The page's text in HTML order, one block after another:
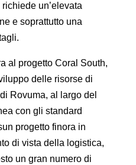
un’elevata
e soprattutto una
al progetto Coral South,
delle risorse di
Rovuma, al largo del
con gli standard
progetto finora in
di vista della logistica,
un gran numero di